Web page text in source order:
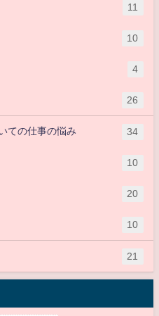
11
10
4
26
ての仕事の悩み 34
10
20
10
21